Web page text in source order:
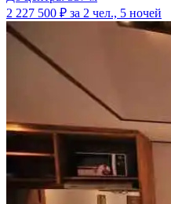
2 227 500 ₽ за 2 чел., 5 ночей